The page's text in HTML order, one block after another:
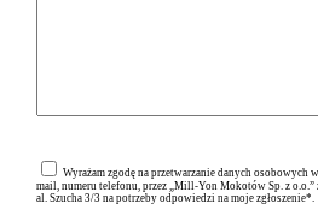
Wyrażam zgodę na przetwarzanie danych osobowych
mail, numeru telefonu, przez „Mill-Yon Mokotów Sp. z o.o.”
al. Szucha 3/3 na potrzeby odpowiedzi na moje zgłoszenie*.